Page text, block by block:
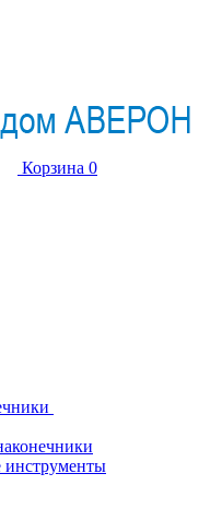
Корзина 0
инструменты